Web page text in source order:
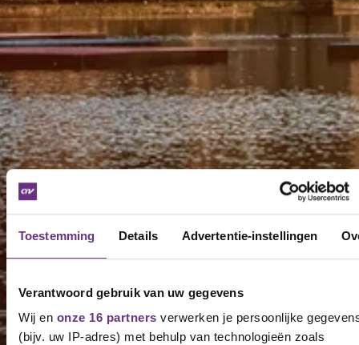
Toestemming Details Advertentie-instellingen
Verantwoord gebruik van uw gegevens
Wij en onze 16 partners verwerken je persoonlijke
(bijv. uw IP-adres) met behulp van technologieën zoals